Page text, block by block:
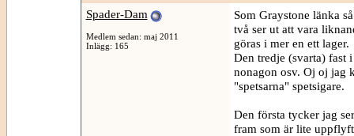
Spader-Dam
Medlem sedan: maj 2011
Inlägg: 165
Som Graystone länka
två ser ut att vara
göras i mer en ett lager.
Den tredje (svarta) fast
nonagon osv. Oj oj jag
"spetsarna" spetsigare.
Den första tycker jag
fram som är lite